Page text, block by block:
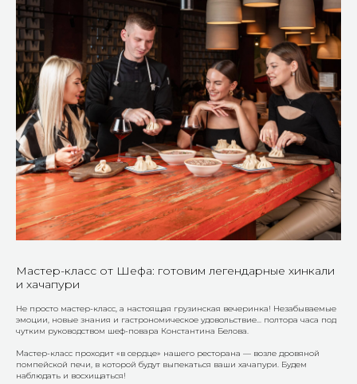
Мастер-класс от Шефа: готовим легендарные хинкали
и хачапури
Не просто мастер-класс, а настоящая грузинская вечеринка! Незабываемые
эмоции, новые знания и гастрономическое удовольствие... полтора часа под
чутким руководством шеф-повара Константина Белова.
Мастер-класс проходит «в сердце» нашего ресторана — возле дровяной
помпейской печи, в которой будут выпекаться ваши хачапури. Будем
наблюдать и восхищаться!
Pumpula
Ресторан в Екатеринбурге